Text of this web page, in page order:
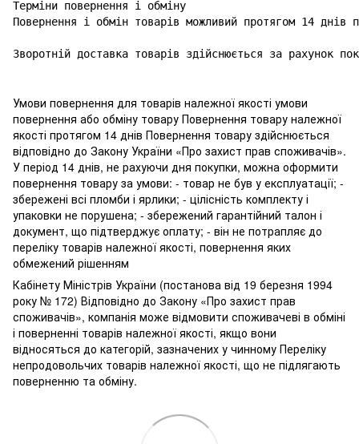
Терміни повернення і обміну
Повернення і обмін товарів можливий протягом 14 днів
Зворотній доставка товарів здійснюється за рахунок
Умови повернення для товарів належної якості умови
повернення або обміну товару Повернення товару належної
якості протягом 14 днів Повернення товару здійснюється
відповідно до Закону України «Про захист прав споживачів».
У період 14 днів, не рахуючи дня покупки, можна оформити
повернення товару за умови: - товар не був у експлуатації; -
збережені всі пломби і ярлики; - цілісність комплекту і
упаковки не порушена; - збережений гарантійний талон і
документ, що підтверджує оплату; - він не потрапляє до
переліку товарів належної якості, повернення яких
обмежений рішенням
Кабінету Міністрів України (постанова від 19 березня 1994
року № 172) Відповідно до Закону «Про захист прав
споживачів», компанія може відмовити споживачеві в обміні
і поверненні товарів належної якості, якщо вони
відносяться до категорій, зазначених у чинному Переліку
непродовольчих товарів належної якості, що не підлягають
поверненню та обміну.